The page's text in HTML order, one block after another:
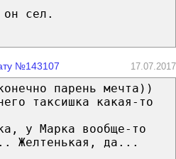
сел.
№143107 17.07.2017
парень мечта))
таксишка какая-то
у Марка вообще-то
Желтенькая, да...